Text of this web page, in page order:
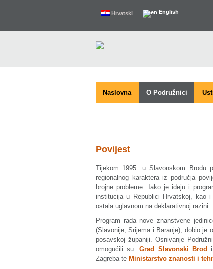
Hrvatski English
Naslovna O Podružnici
Povijest
Tijekom 1995. u Slavonskom Brodu
regionalnog karaktera iz područja
brojne probleme. Iako je ideju i
institucija u Republici Hrvatskoj, kao
ostala uglavnom na deklarativnoj razini.
Program rada nove znanstvene
(Slavonije, Srijema i Baranje), dobio je
posavskoj županiji. Osnivanje
omogućili su:Grad Slavonski Brod i
Zagreba te Ministarstvo znanosti i